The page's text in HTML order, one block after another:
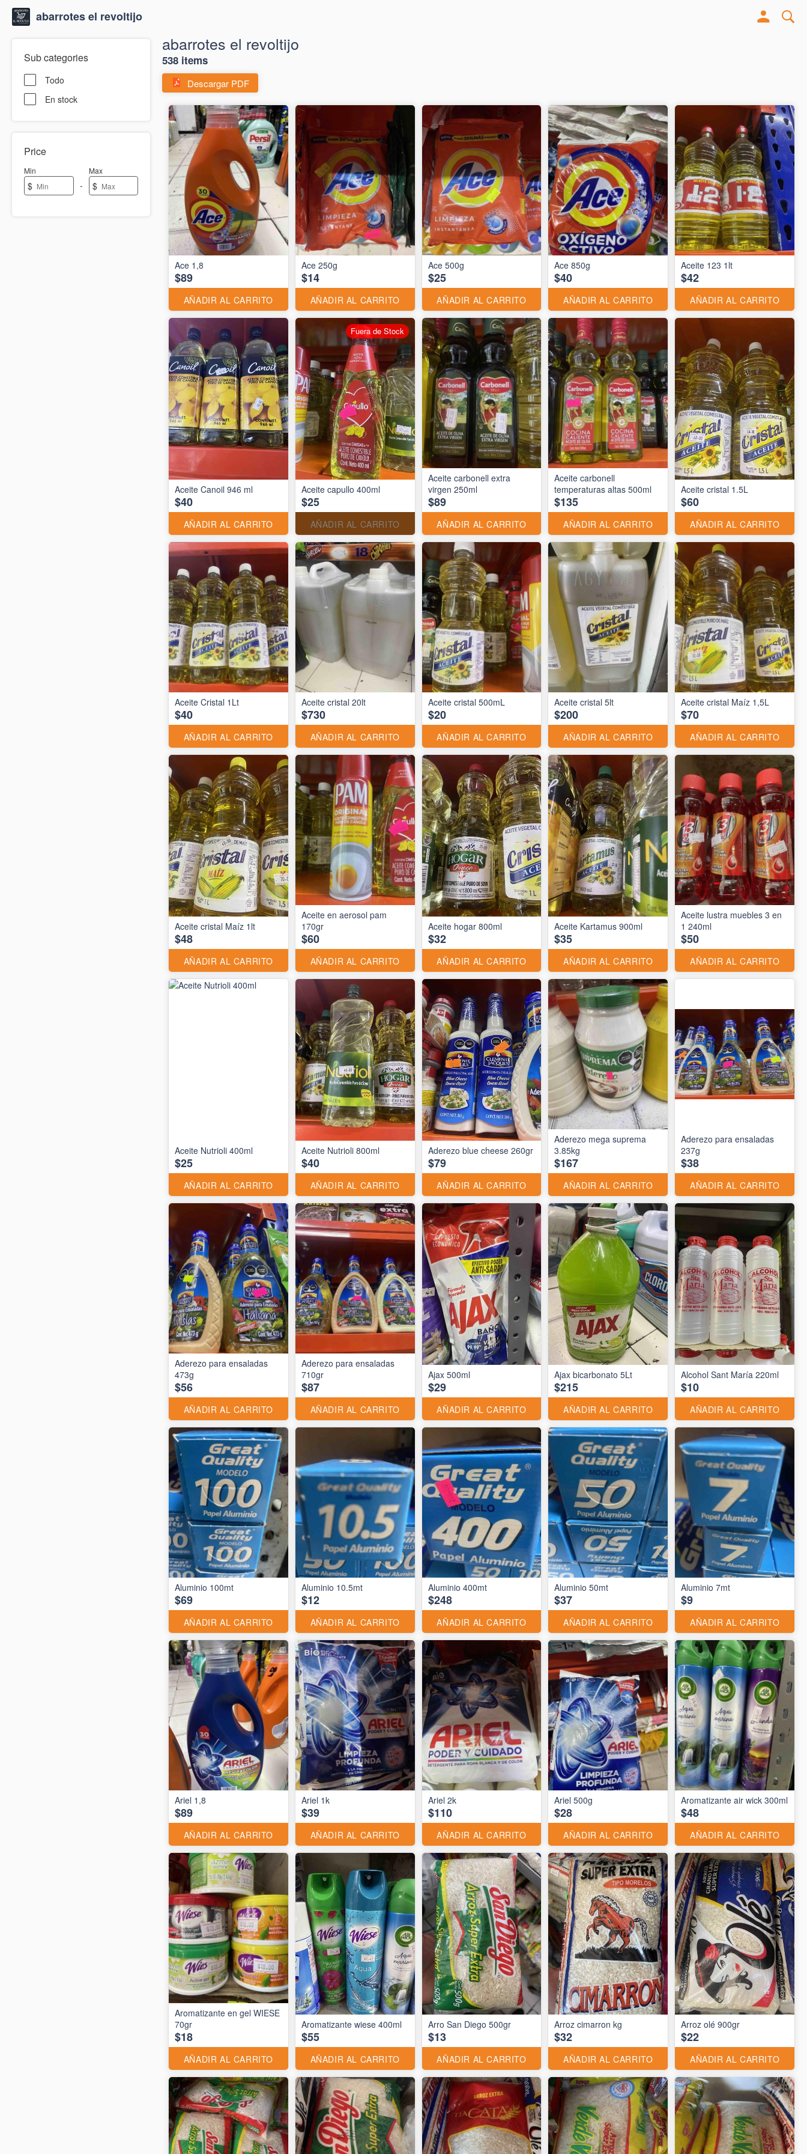
abarrotes el revoltijo
Sub categories
Todo
En stock
Price
Min
$ -
Max
$
abarrotes el revoltijo
538 items
Descargar PDF
Ace 1,8
$89
AÑADIR AL CARRITO
Ace 250g
$14
AÑADIR AL CARRITO
Ace 500g
$25
AÑADIR AL CARRITO
Ace 850g
$40
AÑADIR AL CARRITO
Aceite 123 1lt
$42
AÑADIR AL CARRITO
Aceite Canoil 946 ml
$40
AÑADIR AL CARRITO
Aceite capullo 400ml
$25
AÑADIR AL CARRITO
Fuera de Stock
Aceite carbonell extra
virgen 250ml
$89
AÑADIR AL CARRITO
Aceite carbonell
temperaturas altas 500ml
$135
AÑADIR AL CARRITO
Aceite cristal 1.5L
$60
AÑADIR AL CARRITO
Aceite Cristal 1Lt
$40
AÑADIR AL CARRITO
Aceite cristal 20lt
$730
AÑADIR AL CARRITO
Aceite cristal 500mL
$20
AÑADIR AL CARRITO
Aceite cristal 5lt
$200
AÑADIR AL CARRITO
Aceite cristal Maíz 1,5L
$70
AÑADIR AL CARRITO
Aceite cristal Maíz 1lt
$48
AÑADIR AL CARRITO
Aceite en aerosol pam
170gr
$60
AÑADIR AL CARRITO
Aceite hogar 800ml
$32
AÑADIR AL CARRITO
Aceite Kartamus 900ml
$35
AÑADIR AL CARRITO
Aceite lustra muebles 3 en
1 240ml
$50
AÑADIR AL CARRITO
Aceite Nutrioli 400ml
$25
AÑADIR AL CARRITO
Aceite Nutrioli 800ml
$40
AÑADIR AL CARRITO
Aderezo blue cheese 260gr
$79
AÑADIR AL CARRITO
Aderezo mega suprema
3.85kg
$167
AÑADIR AL CARRITO
Aderezo para ensaladas
237g
$38
AÑADIR AL CARRITO
Aderezo para ensaladas
473g
$56
AÑADIR AL CARRITO
Aderezo para ensaladas
710gr
$87
AÑADIR AL CARRITO
Ajax 500ml
$29
AÑADIR AL CARRITO
Ajax bicarbonato 5Lt
$215
AÑADIR AL CARRITO
Alcohol Sant María 220ml
$10
AÑADIR AL CARRITO
$69
AÑADIR AL CARRITO
Aluminio 10.5mt
$12
AÑADIR AL CARRITO
Aluminio 400mt
$248
AÑADIR AL CARRITO
Aluminio 50mt
$37
AÑADIR AL CARRITO
Aluminio 7mt
$9
AÑADIR AL CARRITO
Ariel 1,8
$89
AÑADIR AL CARRITO
Ariel 1k
$39
AÑADIR AL CARRITO
Ariel 2k
$110
AÑADIR AL CARRITO
Ariel 500g
$28
AÑADIR AL CARRITO
Aromatizante air wick 300ml
$48
AÑADIR AL CARRITO
Aromatizante en gel WIESE
70gr
$18
AÑADIR AL CARRITO
Aromatizante wiese 400ml
$55
AÑADIR AL CARRITO
Arro San Diego 500gr
$13
AÑADIR AL CARRITO
Arroz cimarron kg
$32
AÑADIR AL CARRITO
Arroz olé 900gr
$22
AÑADIR AL CARRITO